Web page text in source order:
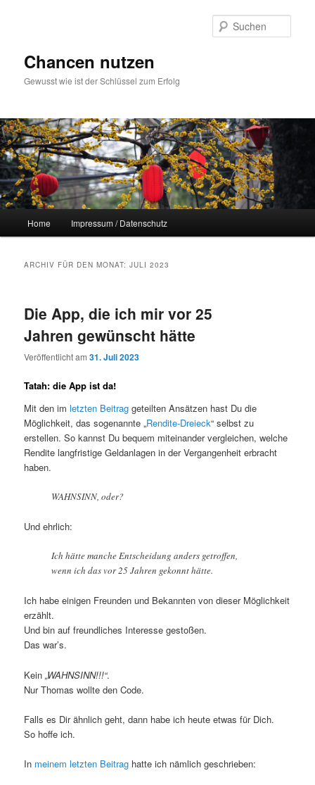
Chancen nutzen
Gewusst wie ist der Schlüssel zum Erfolg
Home Impressum / Datenschutz
ARCHIV FÜR DEN MONAT:JULI 2023
Die App, die ich mir vor 25
Jahren gewünscht hätte
Veröffentlicht am31. Juli 2023
Tatah: die App ist da!
Mit den imletzten Beitrag geteilten Ansätzen hast Du die
Möglichkeit, das sogenannte „Rendite-Dreieck“ selbst zu
erstellen. So kannst Du bequem miteinander vergleichen, welche
Rendite langfristige Geldanlagen in der Vergangenheit erbracht
haben.
WAHNSINN, oder?
Und ehrlich:
Ich hätte manche Entscheidung anders getroffen,
wenn ich das vor 25 Jahren gekonnt hätte.
Ich habe einigen Freunden und Bekannten von dieser Möglichkeit
erzählt.
Und bin auf freundliches Interesse gestoßen.
Das war’s.
Kein„WAHNSINN!!!“.
Nur Thomas wollte den Code.
Falls es Dir ähnlich geht, dann habe ich heute etwas für Dich.
So hoffe ich.
In meinem letzten Beitrag hatte ich nämlich geschrieben: